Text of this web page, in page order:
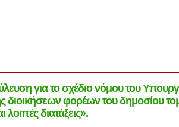
για το σχέδιο νόμου του
διοικήσεων φορέων του δημοσίου
λοιπές διατάξεις».